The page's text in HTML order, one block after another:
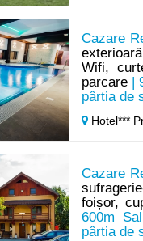
Cazare
Wifi,
parcare|
pârtia de
Hotel***
Cazare
foișor,
600m
pârtia de